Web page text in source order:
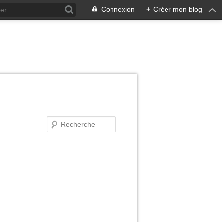
Connexion + Créer mon blog